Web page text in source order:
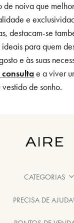
de noiva que
e
destacam-se
ideais para quem
e às suas
e a viver
de sonho.
CATEGORIAS
PRECISA DE